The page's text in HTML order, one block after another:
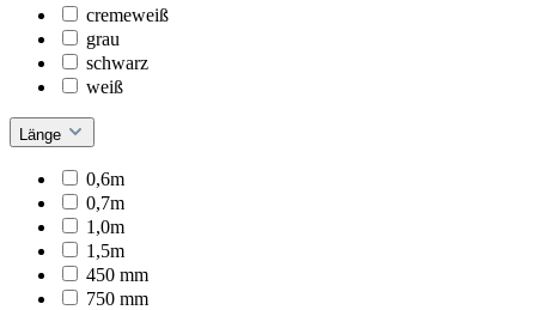
cremeweiß
grau
schwarz
weiß
Länge
0,6m
0,7m
1,0m
1,5m
450 mm
750 mm